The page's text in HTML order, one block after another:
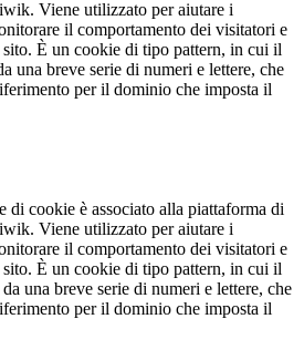
Viene utilizzato per aiutare i
il comportamento dei visitatori e
È un cookie di tipo pattern, in cui il
una breve serie di numeri e lettere, che
per il dominio che imposta il
di cookie è associato alla piattaforma di
Viene utilizzato per aiutare i
il comportamento dei visitatori e
È un cookie di tipo pattern, in cui il
una breve serie di numeri e lettere, che
per il dominio che imposta il